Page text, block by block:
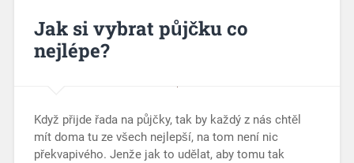
Jak si vybrat půjčku co
nejlépe?
Když přijde řada na půjčky, tak by každý z nás chtěl
mít doma tu ze všech nejlepší, na tom není nic
překvapivého. Jenže jak to udělat, aby tomu tak